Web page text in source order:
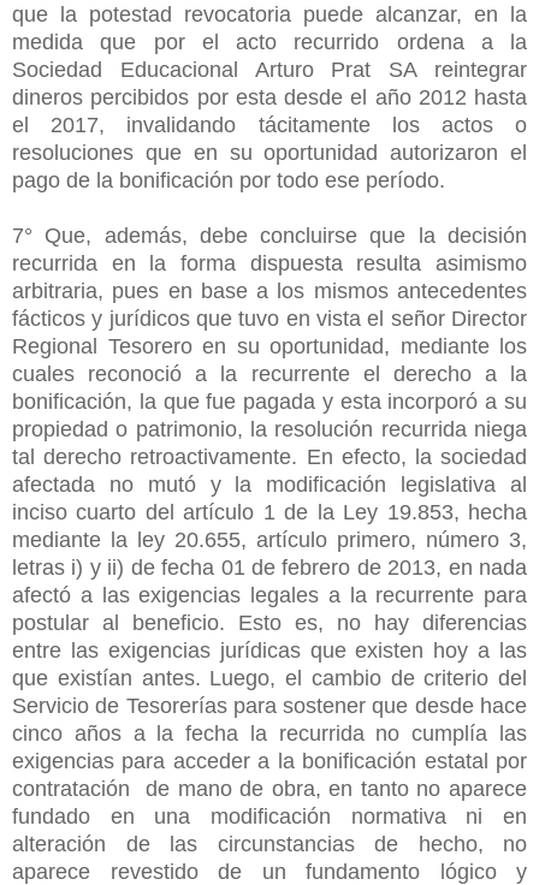
que la potestad revocatoria puede alcanzar, en la
medida que por el acto recurrido ordena a la
Sociedad Educacional Arturo Prat SA reintegrar
dineros percibidos por esta desde el año 2012 hasta
el 2017, invalidando tácitamente los actos o
resoluciones que en su oportunidad autorizaron el
pago de la bonificación por todo ese período.
7° Que, además, debe concluirse que la decisión
recurrida en la forma dispuesta resulta asimismo
arbitraria, pues en base a los mismos antecedentes
fácticos y jurídicos que tuvo en vista el señor Director
Regional Tesorero en su oportunidad, mediante los
cuales reconoció a la recurrente el derecho a la
bonificación, la que fue pagada y esta incorporó a su
propiedad o patrimonio, la resolución recurrida niega
tal derecho retroactivamente. En efecto, la sociedad
afectada no mutó y la modificación legislativa al
inciso cuarto del artículo 1 de la Ley 19.853, hecha
mediante la ley 20.655, artículo primero, número 3,
letras i) y ii) de fecha 01 de febrero de 2013, en nada
afectó a las exigencias legales a la recurrente para
postular al beneficio. Esto es, no hay diferencias
entre las exigencias jurídicas que existen hoy a las
que existían antes. Luego, el cambio de criterio del
Servicio de Tesorerías para sostener que desde hace
cinco años a la fecha la recurrida no cumplía las
exigencias para acceder a la bonificación estatal por
contratación de mano de obra, en tanto no aparece
fundado en una modificación normativa ni en
alteración de las circunstancias de hecho, no
aparece revestido de un fundamento lógico y